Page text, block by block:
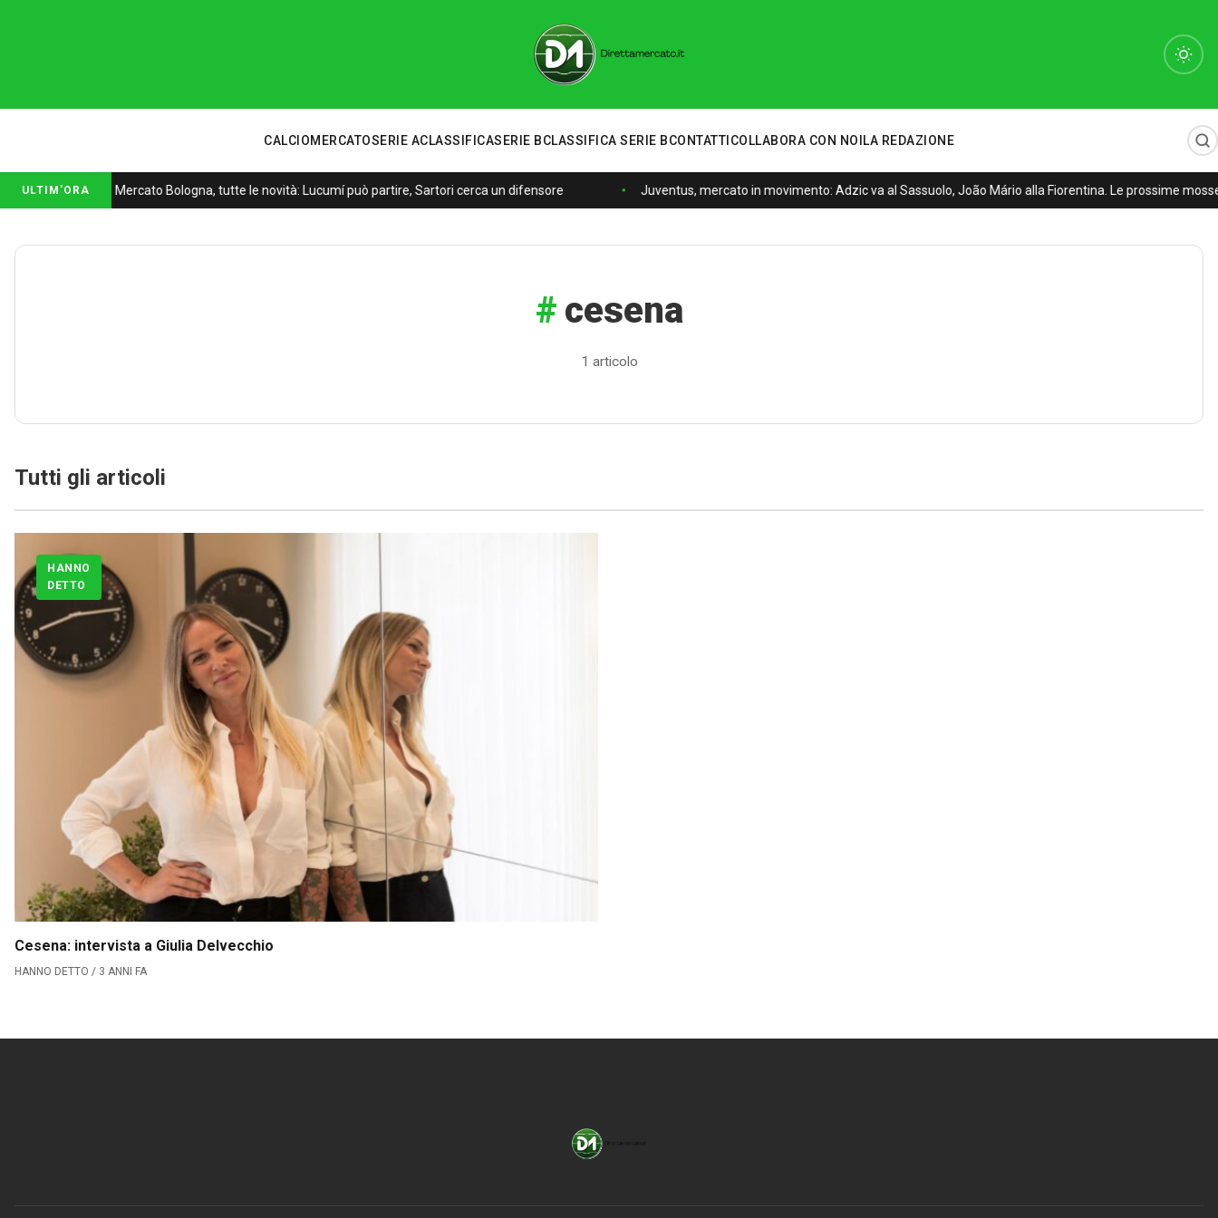
Calciomercato
CALCIOMERCATOSERIE ACLASSIFICASERIE BCLASSIFICA SERIE BCONTATTI COLLABORA CON NOI LA REDAZIONE
ULTIM'ORA Mercato Bologna, tutte le novità: Lucumí può partire, Sartori cerca un difensore Juventus, mercato in movimento: Adzic va al Sassuolo, João Mário alla Fiorentina. Le prossime
cesena
1 articolo
Tutti gli articoli
HANNO
DETTO
Cesena: intervista a Giulia Delvecchio
HANNO DETTO / 3 ANNI FA